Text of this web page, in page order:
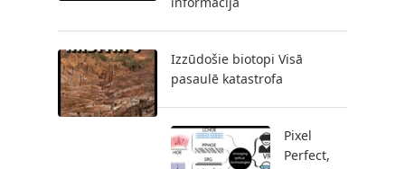
Izzūdošie biotopi Visā
pasaulē katastrofa
Pixel
Perfect,